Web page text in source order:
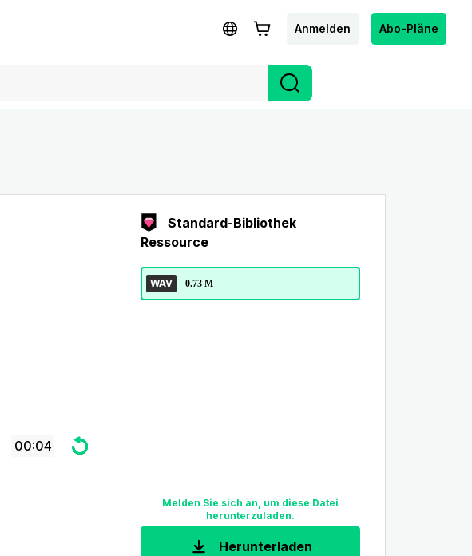
Anmelden Abo-Pläne
00:04
Standard-Bibliothek
Ressource
WAV 0.73 M
Melden Sie sich an, um diese Datei
herunterzuladen.
Herunterladen